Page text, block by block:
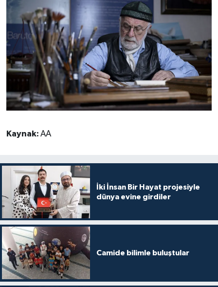
Kaynak: AA
İki İnsan Bir Hayat projesiyle
dünya evine girdiler
Camide bilimle buluştular